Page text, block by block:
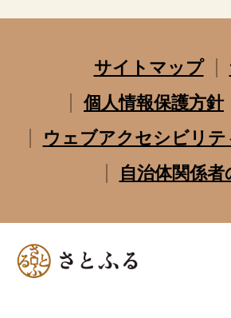
サイトマップ
個人情報保護方針
ウェブアクセシビリテ
自治体関係